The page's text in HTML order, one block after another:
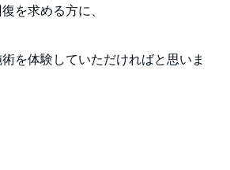
を求める方に、
を体験していただければと思いま